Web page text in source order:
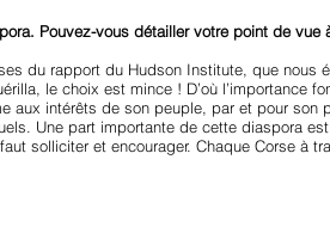
Pouvez-vous détailler votre point de vue
du rapport du Hudson Institute, que nous
le choix est mince ! D’où l’importance
aux intérêts de son peuple, par et pour son
Une part importante de cette diaspora
solliciter et encourager. Chaque Corse à